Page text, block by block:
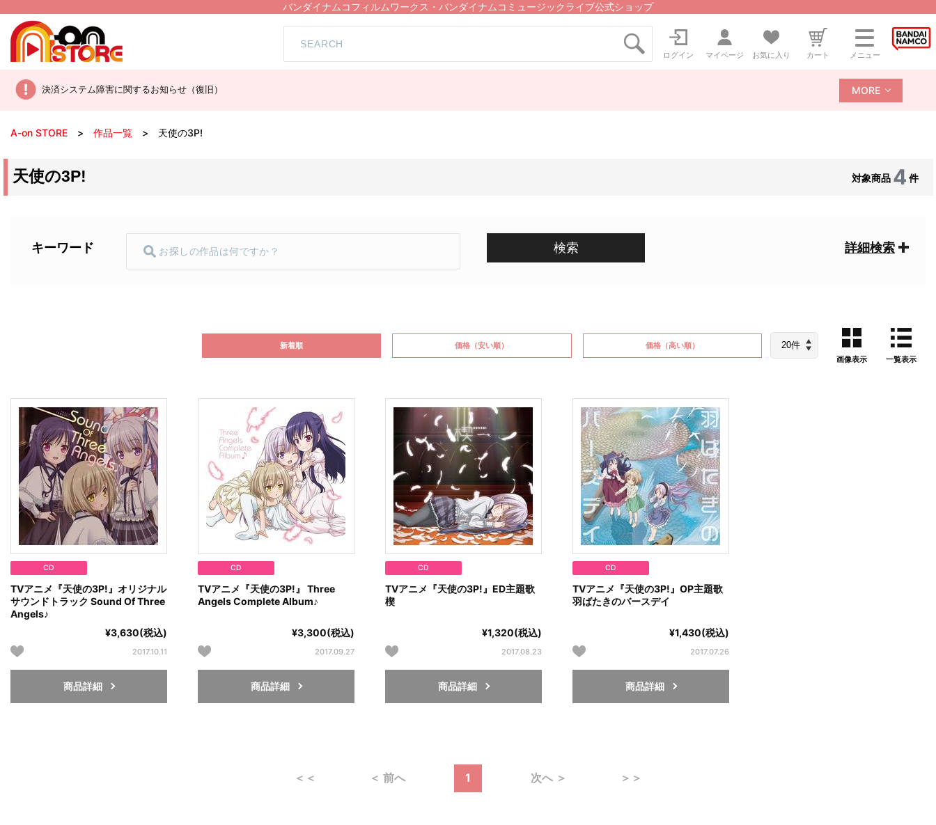
バンダイナムコフィルムワークス・バンダイナムコミュージックライブ公式ショップ
ログイン マイページ お気に入り カート メニュー
決済システム障害に関するお知らせ（復旧） MORE
A-on STORE 作品一覧 天使の3P!
天使の3P! 対象商品 4 件
キーワード 検索 詳細検索
新着順 価格 （安い順） 価格（高い順）
画像表示
一覧表示
CD
TVアニメ『天使の3P!』オリジナル
サウンドトラック Sound Of Three
Angels♪
¥3,630(税込)
2017.10.11
商品詳細
CD
TVアニメ『天使の3P!』 Three
Angels Complete Album♪
¥3,300(税込)
2017.09.27
商品詳細
CD
TVアニメ『天使の3P!』ED主題歌
楔
¥1,320(税込)
2017.08.23
商品詳細
CD
TVアニメ『天使の3P!』OP主題歌
羽ばたきのバースデイ
¥1,430(税込)
2017.07.26
商品詳細
＜＜ ＜ 前へ 1 次へ ＞ ＞＞